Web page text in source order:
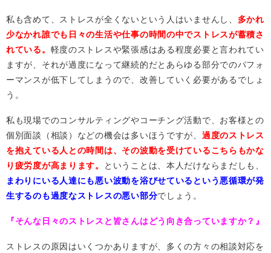
私も含めて、ストレスが全くないという人はいませんし、 多かれ
少なかれ誰でも日々の生活や仕事の時間の中でストレスが蓄積さ
れている。 軽度のストレスや緊張感はある程度必要と言われてい
ますが、それが過度になって継続的だとあらゆる部分でのパフォ
ーマンスが低下してしまうので、改善していく必要があるでしょ
う。
私も現場でのコンサルティングやコーチング活動で、お客様との
個別面談（相談）などの機会は多いほうですが、 過度のストレス
を抱えている人との時間は、その波動を受けているこちらもかな
り疲労度が高まります。
ということは、本人だけならまだしも、
まわりにいる人達にも悪い波動を浴びせているという悪循環が発
生するのも過度なストレスの悪い部分でしょう。
『そんな日々のストレスと皆さんはどう向き合っていますか？』
ストレスの原因はいくつかありますが、多くの方々の相談対応を